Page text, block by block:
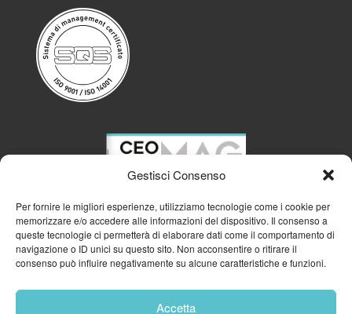
Gestisci Consenso
Per fornire le migliori esperienze, utilizziamo tecnologie come i cookie per
memorizzare e/o accedere alle informazioni del dispositivo. Il consenso a
queste tecnologie ci permetterà di elaborare dati come il comportamento di
navigazione o ID unici su questo sito. Non acconsentire o ritirare il
consenso può influire negativamente su alcune caratteristiche e funzioni.
Accetta